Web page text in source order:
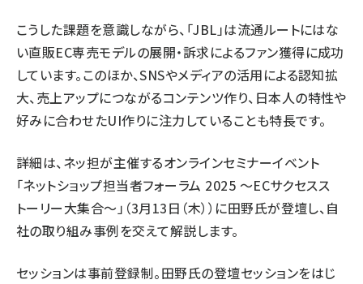
こうした課題を意識しながら、「JBL」は流通ルートにはな
い直販EC専売モデルの展開・訴求によるファン獲得に成功
しています。このほか、SNSやメディアの活用による認知拡
大、売上アップにつながるコンテンツ作り、日本人の特性や
好みに合わせたUI作りに注力していることも特長です。
詳細は、ネッ担が主催するオンラインセミナーイベント
「ネットショップ担当者フォーラム 2025 ～ECサクセスス
トーリー大集合～」（3月13日（木））に田野氏が登壇し、自
社の取り組み事例を交えて解説します。
セッションは事前登録制。田野氏の登壇セッションをはじ